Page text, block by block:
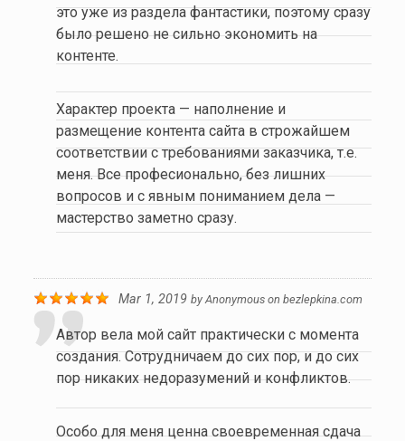
это уже из раздела фантастики, поэтому сразу
было решено не сильно экономить на
контенте.
Характер проекта — наполнение и
размещение контента сайта в строжайшем
соответствии с требованиями заказчика, т.е.
меня. Все професионально, без лишних
вопросов и с явным пониманием дела —
мастерство заметно сразу.
Mar 1, 2019 byAnonymouson bezlepkina.com
Автор вела мой сайт практически с момента
создания. Сотрудничаем до сих пор, и до сих
пор никаких недоразумений и конфликтов.
Особо для меня ценна своевременная сдача